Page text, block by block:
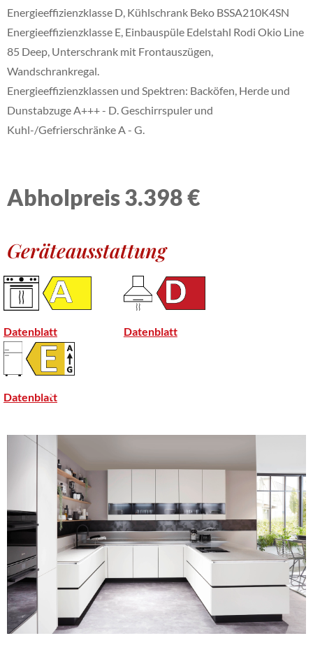
Energieeffizienzklasse D, Kühlschrank Beko BSSA210K4SN
Energieeffizienzklasse E, Einbauspüle Edelstahl Rodi Okio Line
85 Deep, Unterschrank mit Frontauszügen,
Wandschrankregal.
Energieeffizienzklassen und Spektren: Backöfen, Herde und
Dunstabzuge A+++ - D. Geschirrspuler und
Kuhl-/Gefrierschränke A - G.
Abholpreis 3.398 €
Geräteausstattung
Datenblatt Datenblatt
Datenblatt